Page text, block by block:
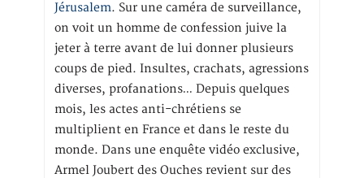
Jérusalem. Sur une caméra de surveillance,
on voit un homme de confession juive la
jeter à terre avant de lui donner plusieurs
coups de pied. Insultes, crachats, agressions
diverses, profanations… Depuis quelques
mois, les actes anti-chrétiens se
multiplient en France et dans le reste du
monde. Dans une enquête vidéo exclusive,
Armel Joubert des Ouches revient sur des